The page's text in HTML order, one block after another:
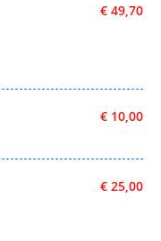
€ 49,70
€ 10,00
€ 25,00